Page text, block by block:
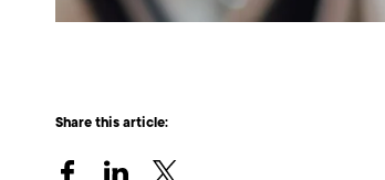
Share this article: